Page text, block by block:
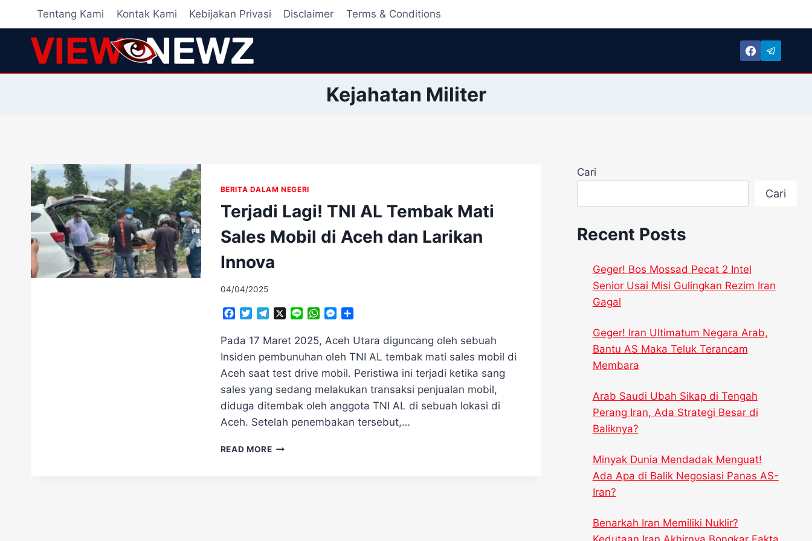
content
Tentang Kami Kontak Kami Kebijakan Privasi Disclaimer Terms & Conditions
Kejahatan Militer
BERITA DALAM NEGERI
Terjadi Lagi! TNI AL Tembak Mati
Sales Mobil di Aceh dan Larikan
Innova
04/04/2025
Facebook
TwitterTelegramLine WhatsAppMessenger
Pada 17 Maret 2025, Aceh Utara diguncang oleh sebuah
Insiden pembunuhan oleh TNI AL tembak mati sales mobil di
Aceh saat test drive mobil. Peristiwa ini terjadi ketika sang
sales yang sedang melakukan transaksi penjualan mobil,
diduga ditembak oleh anggota TNI AL di sebuah lokasi di
Aceh. Setelah penembakan tersebut,…
READ MORETERJADI
Cari
Cari
Recent Posts
Geger! Bos Mossad Pecat 2 Intel
Senior Usai Misi Gulingkan Rezim Iran
Gagal
Geger! Iran Ultimatum Negara Arab,
Bantu AS Maka Teluk Terancam
Membara
Arab Saudi Ubah Sikap di Tengah
Perang Iran, Ada Strategi Besar di
Baliknya?
Minyak Dunia Mendadak Menguat!
Ada Apa di Balik Negosiasi Panas AS-
Iran?
Benarkah Iran Memiliki Nuklir?